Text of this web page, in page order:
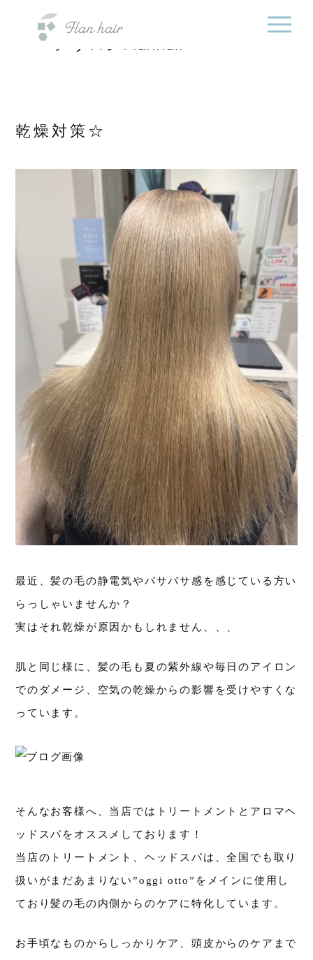
院・半個室オーガニック
ヘアサロンFlanhair
乾燥対策☆
最近、髪の毛の静電気やバサバサ感を感じている方い
らっしゃいませんか？
実はそれ乾燥が原因かもしれません、、、
肌と同じ様に、髪の毛も夏の紫外線や毎日のアイロン
でのダメージ、空気の乾燥からの影響を受けやすくな
っています。
そんなお客様へ、当店ではトリートメントとアロマヘ
ッドスパをオススメしております！
当店のトリートメント、ヘッドスパは、全国でも取り
扱いがまだあまりない”oggi otto”をメインに使用し
ており髪の毛の内側からのケアに特化しています。
お手頃なものからしっかりケア、頭皮からのケアまで